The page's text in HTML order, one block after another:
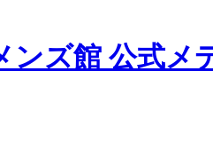
ンズ館 公式メ